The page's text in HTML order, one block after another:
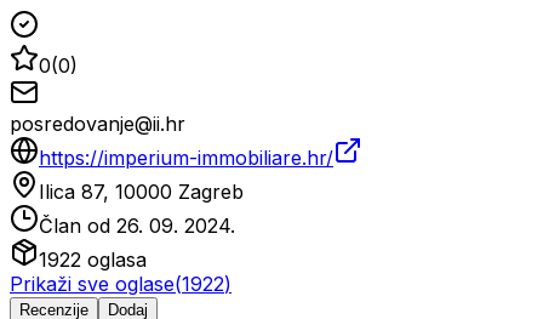
0(0)
posredovanje@ii.hr
https://imperium-immobiliare.hr/
Ilica 87, 10000 Zagreb
Član od 26. 09. 2024.
1922 oglasa
Prikaži sve oglase(1922)
Recenzije Dodaj